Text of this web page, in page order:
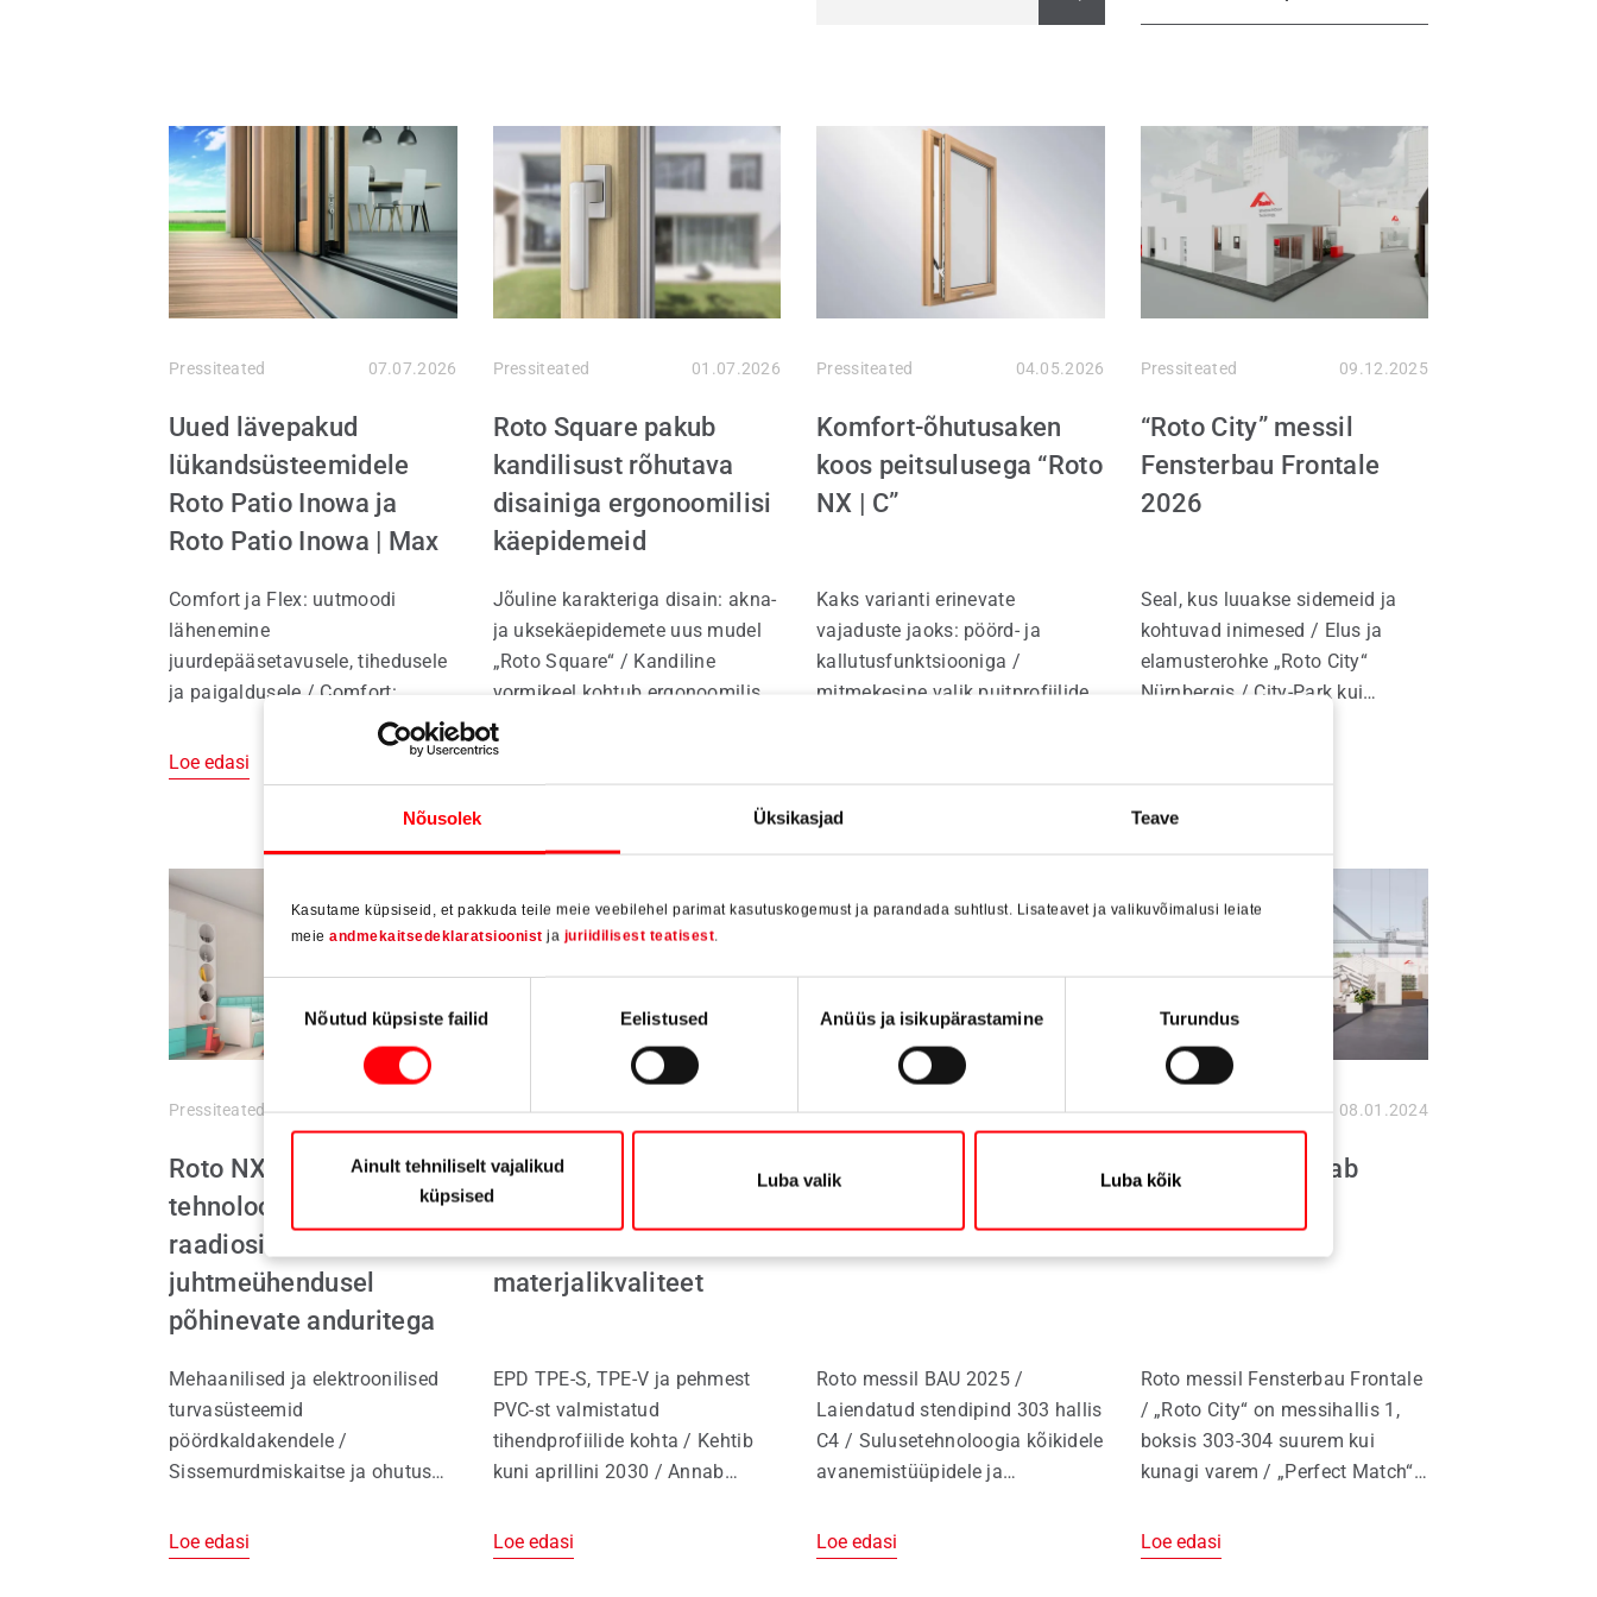
Nõusolek Üksikasjad Teave
Kasutame küpsiseid, et pakkuda teile meie veebilehel parimat kasutuskogemust ja parandada suhtlust. Lisateavet ja valikuvõimalusi leiate
meie andmekaitsedeklaratsioonist ja juriidilisest teatisest.
Nõusoleku
valik
Nõutud küpsiste failid Eelistused Anüüs ja isikupärastamine Turundus
Ainult tehniliselt vajalikud
küpsised
Luba valik Luba kõik
Pressiteated 07.07.2026
Uued lävepakud
lükandsüsteemidele
Roto Patio Inowa ja
Roto Patio Inowa | Max
Comfort ja Flex: uutmoodi
lähenemine
juurdepääsetavusele, tihedusele
ja paigaldusele / Comfort:
standardile DIN 18040 / Flex:
osavalt paindlik / Efektiivsus
tootmisel aknatootjale / Inowa
ja Inowa | Max: ülim tihedus,
mugav liugumistehnika, suured
mõõtmed, turvalisus ja sale
disain
Loe edasi
Pressiteated 01.07.2026
Roto Square pakub
kandilisust rõhutava
disainiga ergonoomilisi
käepidemeid
Jõuline karakteriga disain: akna-
ja uksekäepidemete uus mudel
„Roto Square“ / Kandiline
vormikeel kohtub ergonoomilise
kasutusmugavusega / Secustik
variant lisab turvalisust /
Efektiivsust pakub VarioFit
tihvtilahendus / Viis atraktiivset
värvilahendust ja lisavõimalused
interjöörikujunduseks
Loe edasi
Pressiteated 04.05.2026
Komfort-õhutusaken
koos peitsulusega “Roto
NX | C”
Kaks varianti erinevate
vajaduste jaoks: pöörd- ja
kallutusfunktsiooniga /
mitmekesine valik puitprofiilidele
peidetud sulusetehnika /
sertifitseeritud komponendid
Pressiteated 09.12.2025
“Roto City” messil
Fensterbau Frontale
2026
Seal, kus luuakse sidemeid ja
kohtuvad inimesed / Elus ja
elamusterohke „Roto City“
Nürnbergis / City-Park kui
uksesüsteemide täiuslik
kokkusobivus / Koos digitaalse
Pressiteated 08.09.2025
Roto NX | TiltFirst
tehnoloogia koos
raadiosidel või
juhtmeühendusel
põhinevate anduritega
Mehaanilised ja elektroonilised
turvasüsteemid
pöördkaldakendele /
Sissemurdmiskaitse ja ohutus
Usaldusväärsed lahendused
kõikidele raamimaterjalidele
Loe edasi
Pressiteated 10.06.2025
Deventeri
tihendprofiilide
materjalikvaliteet
EPD TPE-S, TPE-V ja pehmest
PVC-st valmistatud
tihendprofiilide kohta / Kehtib
kuni aprillini 2030 / Annab
sertifitseerimissüsteemide jaoks
/ Aitab akende ja uste tootjaid /
Loe edasi
Pressiteated 04.11.2024
Tere tulemast Roto
Roto messil BAU 2025 /
Laiendatud stendipind 303 hallis
C4 / Sulusetehnoloogia kõikidele
avanemistüüpidele ja
Match: sulused, tihendid,
klaasimistarvikud ja nõustamine
Loe edasi
Pressiteated 08.01.2024
„Roto City“ kasvab
Roto messil Fensterbau Frontale
/ „Roto City“ on messihallis 1,
boksis 303-304 suurem kui
kunagi varem / „Perfect Match“:
/ Vajaduspõhised lahendused
iga ruumi ja hoonetüübi jaoks /
Loe edasi